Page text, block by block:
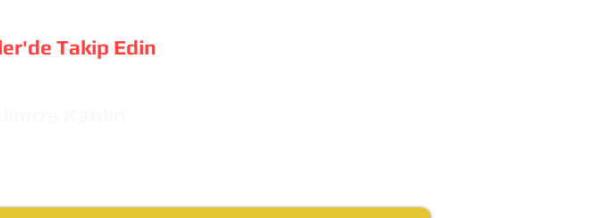
Takip Edin